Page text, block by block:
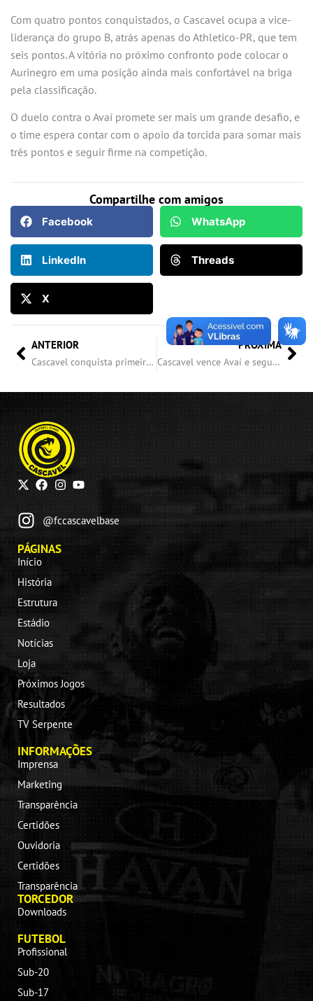
Com quatro pontos conquistados, o Cascavel ocupa a vice-
liderança do grupo B, atrás apenas do Athletico-PR, que tem
seis pontos. A vitória no próximo confronto pode colocar o
Aurinegro em uma posição ainda mais confortável na briga
pela classificação.
O duelo contra o Avaí promete ser mais um grande desafio, e
o time espera contar com o apoio da torcida para somar mais
três pontos e seguir firme na competição.
Compartilhe com amigos
Facebook WhatsApp
LinkedIn Threads
X
ANTERIOR
Cascavel conquista primeira vitória na Copa Sub-16 e busca embalar na competição
PRÓXIMA
Cascavel vence Avaí e segue invicto na Copa Sul Sub-20
@fccascavelbase
PÁGINAS
Início
História
Estrutura
Estádio
Notícias
Loja
Próximos Jogos
Resultados
TV Serpente
INFORMAÇÕES
Imprensa
Marketing
Transparência
Certidões
Ouvidoria
Certidões
Transparência
TORCEDOR
Downloads
FUTEBOL
Profissional
Sub-20
Sub-17